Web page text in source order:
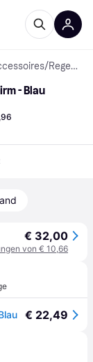
/ Regenschirme
- Blau
€ 32,00
von € 10,66
€ 22,49